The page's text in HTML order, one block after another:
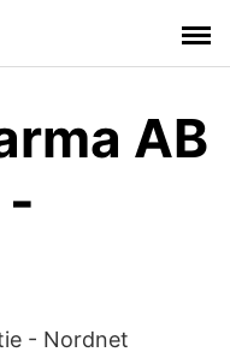
AB
-
- Nordnet